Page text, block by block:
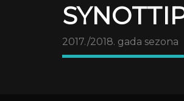
2017./2018. gada sezona